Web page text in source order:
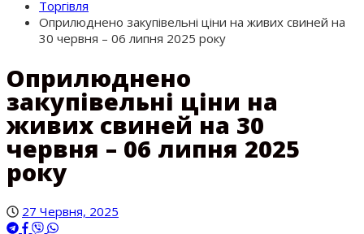
Торгівля
Оприлюднено закупівельні ціни на живих свиней на
30 червня – 06 липня 2025 року
Оприлюднено
закупівельні ціни на
живих свиней на 30
червня – 06 липня 2025
року
27 Червня, 2025